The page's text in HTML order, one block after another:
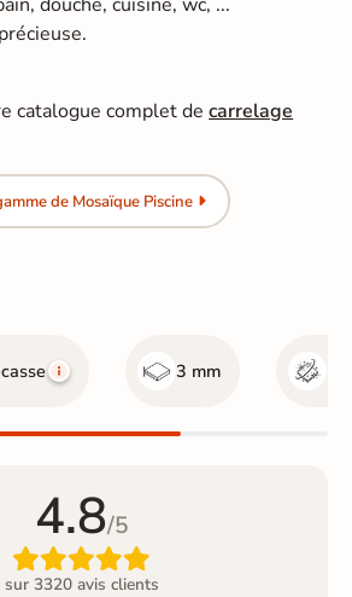
catalogue complet decarrelage
de Mosaïque Piscine
3 mm
4.8/5

sur 3320 avis clients